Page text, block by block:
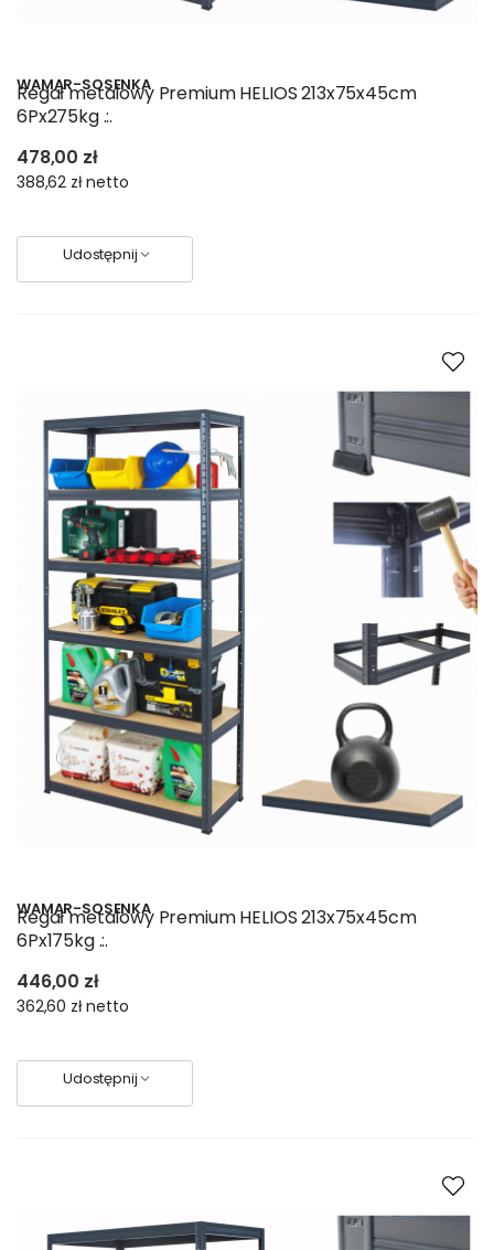
WAMAR-SOSENKA
Regał metalowy Premium HELIOS 213x75x45cm
6Px275kg .:.
478,00 zł
388,62 złnetto
Udostępnij
WAMAR-SOSENKA
Regał metalowy Premium HELIOS 213x75x45cm
6Px175kg .:.
446,00 zł
362,60 złnetto
Udostępnij